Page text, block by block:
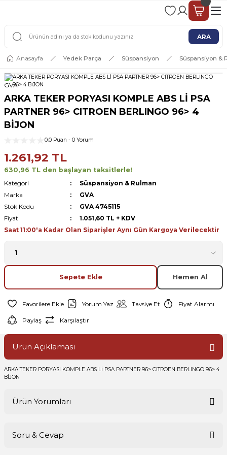
2 - 4 İŞ GÜNÜ İÇERİSİNDE KARGO
ARA
Anasayfa Yedek Parça Süspansiyon Süspansiyon &
GVA
ARKA TEKER PORYASI KOMPLE ABS Lİ PSA
PARTNER 96> CITROEN BERLINGO 96> 4
BİJON
0.0 Puan - 0 Yorum
1.261,92 TL
630,96 TL den başlayan taksitlerle!
Kategori
Süspansiyon & Rulman
Marka
GVA
Stok Kodu
GVA 4745115
Fiyat
1.051,60 TL + KDV
Saat 11:00'a Kadar Olan Siparişler Aynı Gün Kargoya Verilecektir
Sepete Ekle Hemen Al
Yorum Yaz Tavsiye Et Fiyat Alarmı
Paylaş Karşılaştır
Ürün Açıklaması
ARKA TEKER PORYASI KOMPLE ABS Lİ PSA PARTNER 96> CITROEN BERLINGO 96> 4
BİJON
Ürün Yorumları
Soru & Cevap